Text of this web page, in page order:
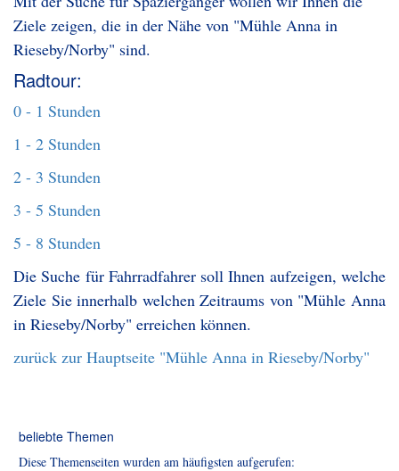
Ziele zeigen, die in der Nähe von "Mühle Anna in
Rieseby/Norby" sind.
Radtour:
0 - 1 Stunden
1 - 2 Stunden
2 - 3 Stunden
3 - 5 Stunden
5 - 8 Stunden
Die Suche für Fahrradfahrer soll Ihnen aufzeigen, welche
Ziele Sie innerhalb welchen Zeitraums von "Mühle Anna
in Rieseby/Norby" erreichen können.
zurück zur Hauptseite "Mühle Anna in Rieseby/Norby"
beliebte Themen
Diese Themenseiten wurden am häufigsten aufgerufen: